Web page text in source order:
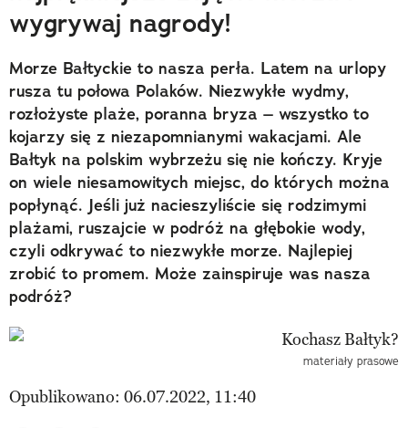
wygrywaj nagrody!
Morze Bałtyckie to nasza perła. Latem na urlopy
rusza tu połowa Polaków. Niezwykłe wydmy,
rozłożyste plaże, poranna bryza – wszystko to
kojarzy się z niezapomnianymi wakacjami. Ale
Bałtyk na polskim wybrzeżu się nie kończy. Kryje
on wiele niesamowitych miejsc, do których można
popłynąć. Jeśli już nacieszyliście się rodzimymi
plażami, ruszajcie w podróż na głębokie wody,
czyli odkrywać to niezwykłe morze. Najlepiej
zrobić to promem. Może zainspiruje was nasza
podróż?
materiały prasowe
Opublikowano: 06.07.2022, 11:40